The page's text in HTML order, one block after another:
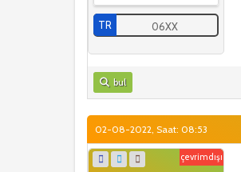
TR 06XX
bul
02-08-2022, Saat: 08:53
çevrimdışı